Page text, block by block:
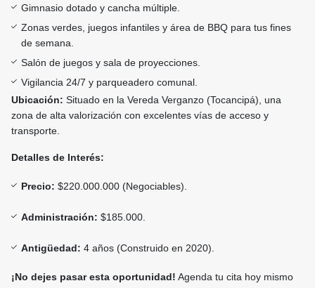
Gimnasio dotado y cancha múltiple.
Zonas verdes, juegos infantiles y área de BBQ para tus fines
de semana.
Salón de juegos y sala de proyecciones.
Vigilancia 24/7 y parqueadero comunal.
Ubicación: Situado en la Vereda Verganzo (Tocancipá), una
zona de alta valorización con excelentes vías de acceso y
transporte.
Detalles de Interés:
Precio: $220.000.000 (Negociables).
Administración: $185.000.
Antigüedad: 4 años (Construido en 2020).
¡No dejes pasar esta oportunidad! Agenda tu cita hoy mismo